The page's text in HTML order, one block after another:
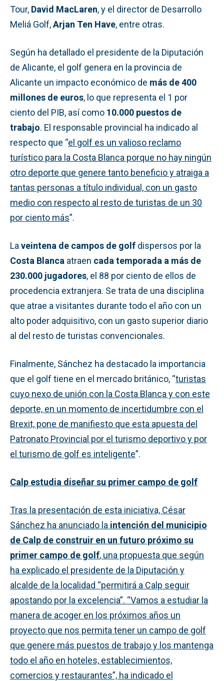
Tour, David MacLaren, y el director de Desarrollo
Meliá Golf,Arjan Ten Have, entre otras.
Según ha detallado el presidente de la Diputación
de Alicante, el golf genera en la provincia de
Alicante un impacto económico de más de 400
millones de euros, lo que representa el 1 por
ciento del PIB, así como 10.000 puestos de
trabajo. El responsable provincial ha indicado al
respecto que “el golf es un valioso reclamo
turístico para la Costa Blanca porque no hay ningún
otro deporte que genere tanto beneficio y atraiga a
tantas personas a título individual, con un gasto
medio con respecto al resto de turistas de un 30
por ciento más”.
La veintena de campos de golf dispersos por la
Costa Blanca atraen cada temporada a más de
230.000 jugadores, el 88 por ciento de ellos de
procedencia extranjera. Se trata de una disciplina
que atrae a visitantes durante todo el año con un
alto poder adquisitivo, con un gasto superior diario
al del resto de turistas convencionales.
Finalmente, Sánchez ha destacado la importancia
que el golf tiene en el mercado británico, “turistas
cuyo nexo de unión con la Costa Blanca y con este
deporte, en un momento de incertidumbre con el
Brexit, pone de manifiesto que esta apuesta del
Patronato Provincial por el turismo deportivo y por
el turismo de golf es inteligente”.
Calp estudia diseñar su primer campo de golf
Tras la presentación de esta iniciativa, César
Sánchez ha anunciado la intención del municipio
de Calp de construir en un futuro próximo su
primer campo de golf, una propuesta que según
ha explicado el presidente de la Diputación y
alcalde de la localidad “permitirá a Calp seguir
apostando por la excelencia”. “Vamos a estudiar la
manera de acoger en los próximos años un
proyecto que nos permita tener un campo de golf
que genere más puestos de trabajo y los mantenga
todo el año en hoteles, establecimientos,
comercios y restaurantes”, ha indicado el